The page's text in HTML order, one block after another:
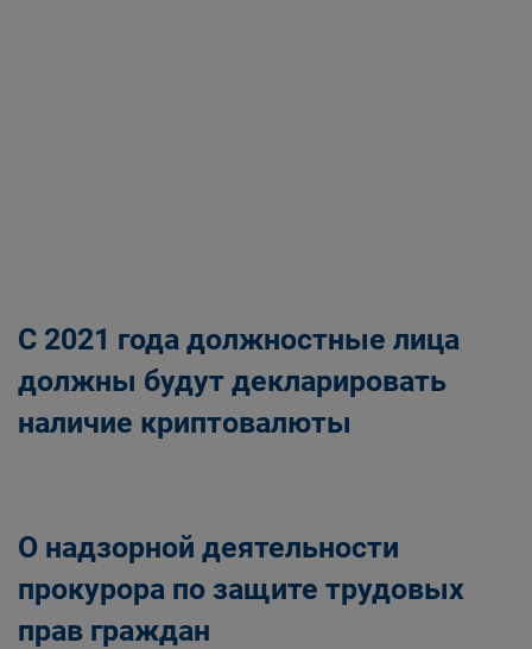
С 2021 года должностные лица
должны будут декларировать
наличие криптовалюты
О надзорной деятельности
прокурора по защите трудовых
прав граждан